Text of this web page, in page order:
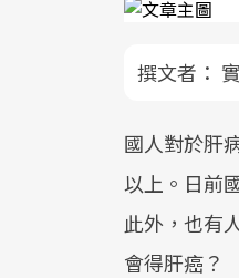
撰文者：
國人對於肝
以上。日前
此外，也有
會得肝癌？